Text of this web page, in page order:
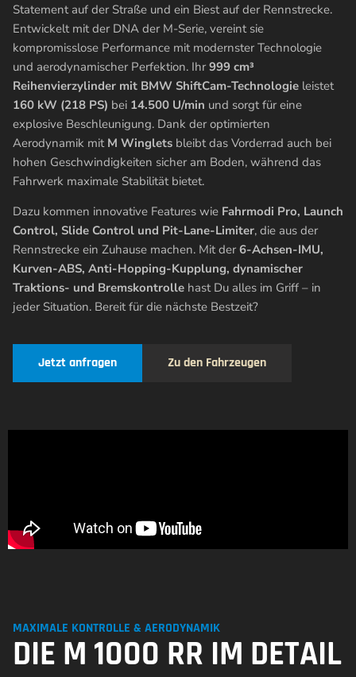
Statement auf der Straße und ein Biest auf der Rennstrecke.
Entwickelt mit der DNA der M-Serie, vereint sie
kompromisslose Performance mit modernster Technologie
und aerodynamischer Perfektion. Ihr 999 cm³
Reihenvierzylinder mit BMW ShiftCam-Technologie leistet
160 kW (218 PS) bei 14.500 U/min und sorgt für eine
explosive Beschleunigung. Dank der optimierten
Aerodynamik mit M Winglets bleibt das Vorderrad auch bei
hohen Geschwindigkeiten sicher am Boden, während das
Fahrwerk maximale Stabilität bietet.
Dazu kommen innovative Features wie Fahrmodi Pro, Launch
Control, Slide Control und Pit-Lane-Limiter, die aus der
Rennstrecke ein Zuhause machen. Mit der 6-Achsen-IMU,
Kurven-ABS, Anti-Hopping-Kupplung, dynamischer
Traktions- und Bremskontrolle hast Du alles im Griff – in
jeder Situation. Bereit für die nächste Bestzeit?
Jetzt anfragen Zu den Fahrzeugen
MAXIMALE KONTROLLE & AERODYNAMIK
DIE M 1000 RR IM DETAIL